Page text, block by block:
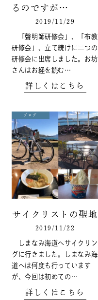
るのですが…
2019/11/29
「聲明師研修会」、「布教
研修会」、立て続けに二つの
研修会に出席しました。お坊
さんはお経を読む…
詳しくはこちら
ブログ
サイクリストの聖地
2019/11/22
しまなみ海道へサイクリン
グに行きました。しまなみ海
道へは何度も行っています
が、今回は初めての…
詳しくはこちら